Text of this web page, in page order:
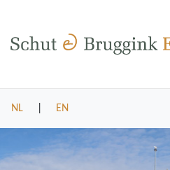
NL EN